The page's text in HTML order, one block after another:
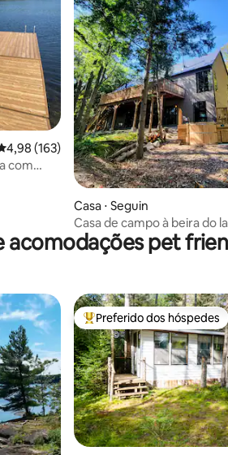
de uma avaliação média de 5, 163
4,98 (163)
com
Casa ⋅ Seguin
Casa de campo à beira do
hectares privativos |
hidromassagem
pet
hóspedes Entre os melhores
Preferido dos hóspedes